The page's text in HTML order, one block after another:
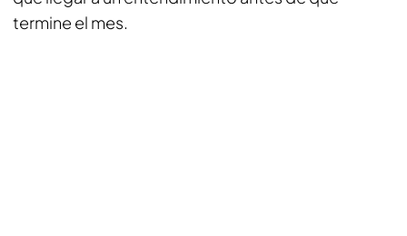
termine el mes.